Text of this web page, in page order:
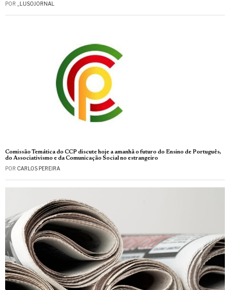
POR _LUSOJORNAL
Comissão Temática do CCP discute hoje a amanhã o futuro do Ensino de Português,
do Associativismo e da Comunicação Social no estrangeiro
POR CARLOS PEREIRA